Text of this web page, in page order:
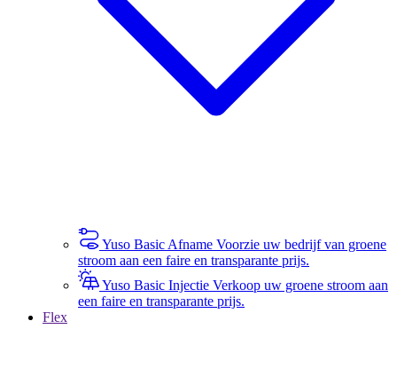
Yuso Basic Afname Voorzie uw bedrijf van groene
stroom aan een faire en transparante prijs.
Yuso Basic Injectie Verkoop uw groene stroom aan
een faire en transparante prijs.
Flex